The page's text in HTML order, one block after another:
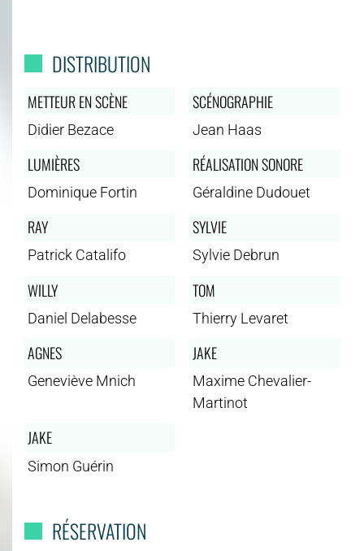
DISTRIBUTION
METTEUR EN SCÈNE
Didier Bezace
SCÉNOGRAPHIE
Jean Haas
LUMIÈRES
Dominique Fortin
RÉALISATION SONORE
Géraldine Dudouet
RAY
Patrick Catalifo
SYLVIE
Sylvie Debrun
WILLY
Daniel Delabesse
TOM
Thierry Levaret
AGNES
Geneviève Mnich
JAKE
Maxime Chevalier-
Martinot
JAKE
Simon Guérin
RÉSERVATION